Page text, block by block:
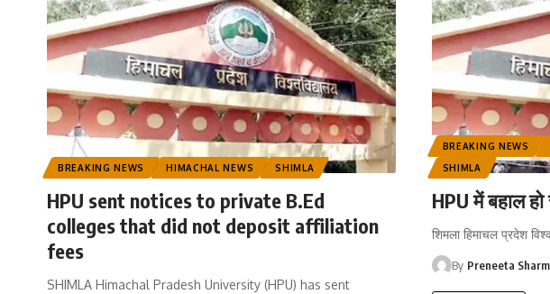
BREAKING NEWS HIMACHAL NEWS SHIMLA
HPU sent notices to private B.Ed
colleges that did not deposit affiliation
fees
SHIMLA Himachal Pradesh University (HPU) has sent
BREAKING NEWS
SHIMLA
HPU में बहाल
शिमला हिमाचल प्रदेश
By Preneeta